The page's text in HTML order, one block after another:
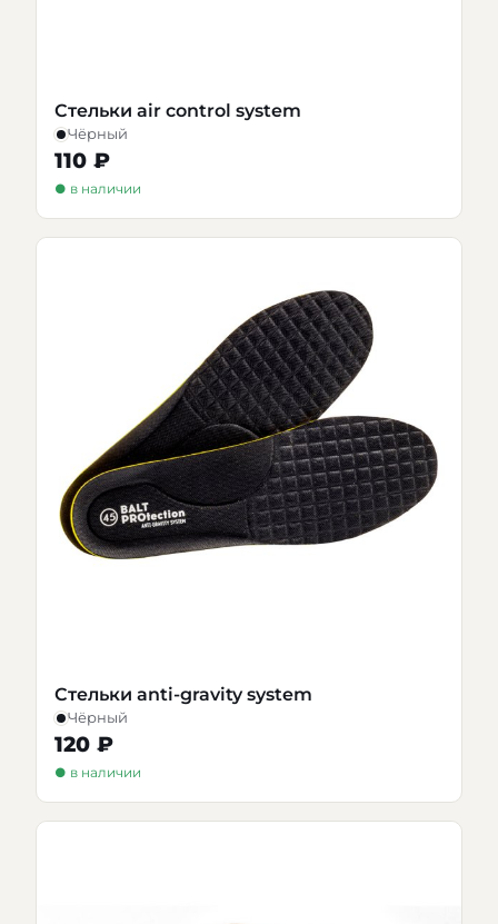
Стельки air control system
Чёрный
110 ₽
● в наличии
Стельки anti-gravity system
Чёрный
120 ₽
● в наличии